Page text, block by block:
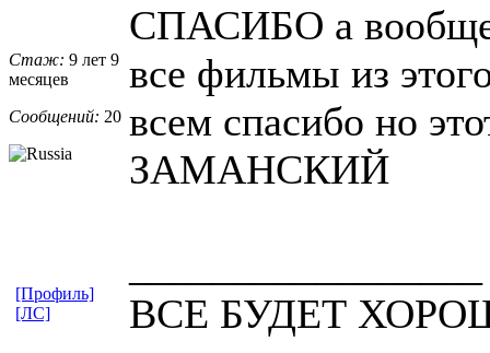
Стаж: 9 лет 9
месяцев
Сообщений: 20
СПАСИБО а
все фильмы из
всем спасибо но
ЗАМАНСКИЙ
ВСЕ БУДЕТ
[Профиль]
[ЛС]